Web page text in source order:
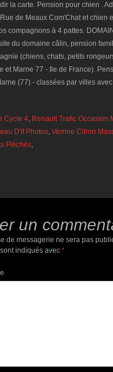
la carte. Pension pour chien .
de Meaux Com'Chat et chien
compagnons à 4 pattes.
du domaine câlin, pension
(chiens, chats, petits
et Marne 77 - Ile de France).
(77) - classées par villes
Cycle 4, Renault Trafic Occasion
D'if Photos, Verrine Citron
Fléchés,
un
de messagerie ne sera pas
indiqués avec *